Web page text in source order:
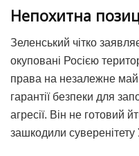
Непохитна
Зеленський чітко
окуповані Росією
права на незалежне
гарантії безпеки для
агресії. Він не готовий
зашкодили суверенітету